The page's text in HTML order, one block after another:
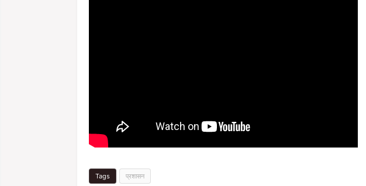
Tags प्रशासन